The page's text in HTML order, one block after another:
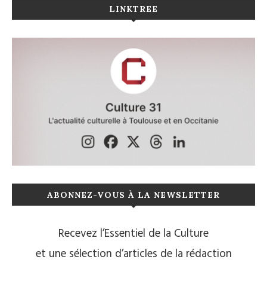
LINKTREE
ABONNEZ-VOUS À LA NEWSLETTER
Recevez l’Essentiel de la Culture
et une sélection d’articles de la rédaction